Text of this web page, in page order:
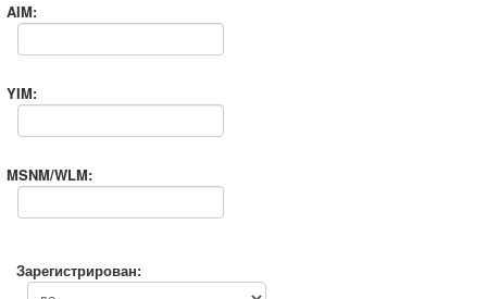
AIM:
YIM:
MSNM/WLM:
Зарегистрирован: